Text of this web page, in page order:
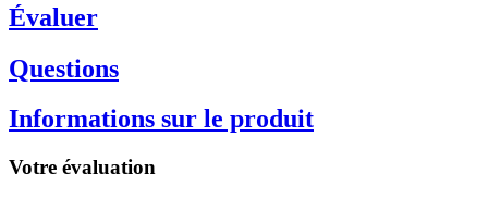
Évaluer
Questions
Informations sur le produit
Votre évaluation